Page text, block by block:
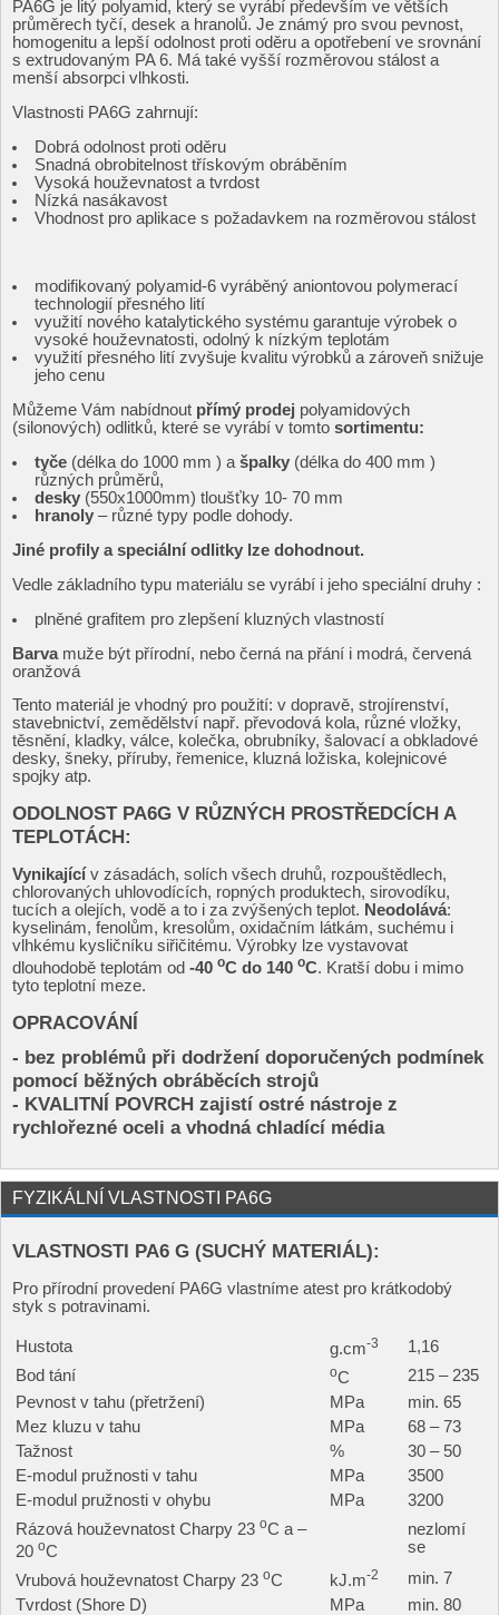
PA6G je litý polyamid, který se vyrábí především ve větších
průměrech tyčí, desek a hranolů. Je známý pro svou pevnost,
homogenitu a lepší odolnost proti oděru a opotřebení ve srovnání
s extrudovaným PA 6. Má také vyšší rozměrovou stálost a
menší absorpci vlhkosti.
Vlastnosti PA6G zahrnují:
Dobrá odolnost proti oděru
Snadná obrobitelnost třískovým obráběním
Vysoká houževnatost a tvrdost
Nízká nasákavost
Vhodnost pro aplikace s požadavkem na rozměrovou stálost
modifikovaný polyamid-6 vyráběný aniontovou polymerací
technologií přesného lití
využití nového katalytického systému garantuje výrobek o
vysoké houževnatosti, odolný k nízkým teplotám
využití přesného lití zvyšuje kvalitu výrobků a zároveň snižuje
jeho cenu
Můžeme Vám nabídnout přímý prodej polyamidových
(silonových) odlitků, které se vyrábí v tomto sortimentu:
tyče (délka do 1000 mm ) a špalky (délka do 400 mm )
různých průměrů,
desky (550x1000mm) tloušťky 10- 70 mm
hranoly – různé typy podle dohody.
Jiné profily a speciální odlitky lze dohodnout.
Vedle základního typu materiálu se vyrábí i jeho speciální druhy :
plněné grafitem pro zlepšení kluzných vlastností
Barvamuže být přírodní, nebo černá na přání i modrá, červená
oranžová
Tento materiál je vhodný pro použití: v dopravě, strojírenství,
stavebnictví, zemědělství např. převodová kola, různé vložky,
těsnění, kladky, válce, kolečka, obrubníky, šalovací a obkladové
desky, šneky, příruby, řemenice, kluzná ložiska, kolejnicové
spojky atp.
ODOLNOST PA6G V RŮZNÝCH PROSTŘEDCÍCH A
TEPLOTÁCH:
Vynikající v zásadách, solích všech druhů, rozpouštědlech,
chlorovaných uhlovodících, ropných produktech, sirovodíku,
tucích a olejích, vodě a to i za zvýšených teplot. Neodolává:
kyselinám, fenolům, kresolům, oxidačním látkám, suchému i
vlhkému kysličníku siřičitému. Výrobky lze vystavovat
dlouhodobě teplotám od -40 oC do 140 oC. Kratší dobu i mimo
tyto teplotní meze.
OPRACOVÁNÍ
- bez problémů při dodržení doporučených podmínek
pomocí běžných obráběcích strojů
- KVALITNÍ POVRCH zajistí ostré nástroje z
rychlořezné oceli a vhodná chladící média
FYZIKÁLNÍ VLASTNOSTI PA6G
VLASTNOSTI PA6 G (SUCHÝ MATERIÁL):
Pro přírodní provedení PA6G vlastníme atest pro krátkodobý
styk s potravinami.
Hustota g.cm-3
1,16
Bod tání
oC
215 – 235
Pevnost v tahu (přetržení)
MPa
min. 65
Mez kluzu v tahu
MPa
68 – 73
Tažnost
%
30 – 50
E-modul pružnosti v tahu
MPa
3500
E-modul pružnosti v ohybu
MPa
3200
Rázová houževnatost Charpy 23 oC a –
20 oC
nezlomí
se
Vrubová houževnatost Charpy 23 oC kJ.m-2
min. 7
Tvrdost (Shore D)
MPa
min. 80